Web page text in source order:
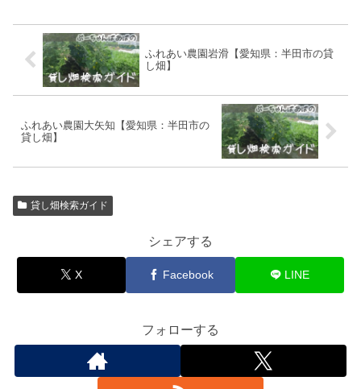
ふれあい農園岩滑【愛知県：半田市の貸
し畑】
ふれあい農園大矢知【愛知県：半田市の
貸し畑】
貸し畑検索ガイド
シェアする
X Facebook LINE
フォローする